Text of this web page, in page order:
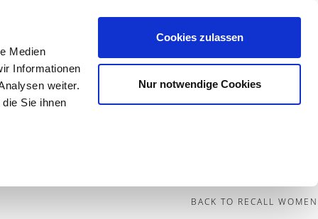
Medien
Informationen
weiter.
Sie ihnen
Cookies zulassen
Nur notwendige Cookies
Contact
BACK TO RECALL WOMEN